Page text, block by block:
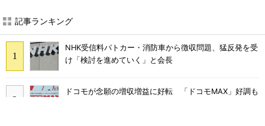
記事ランキング
NHK受信料パトカー・消防車から徴収問題、猛反発を受
け「検討を進めていく」と会長
ドコモが念願の増収増益に好転 「ドコモMAX」好調も